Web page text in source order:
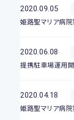
2020.09.05
姫路聖マリア病
2020.06.08
提携駐車場運用
2020.04.18
姫路聖マリア病院